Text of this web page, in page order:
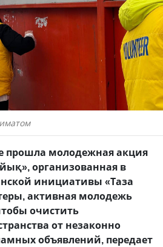
прошла молодежная акция
организованная в
инициативы «Таза
активная молодежь
очистить
от незаконно
объявлений, передает